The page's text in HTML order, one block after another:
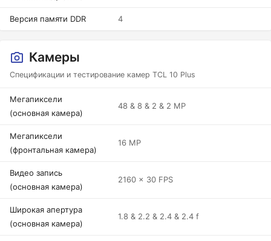
Версия памяти DDR 4
Камеры
Спецификации и тестирование камер TCL 10 Plus
Мегапиксели
(основная камера)
48 & 8 & 2 & 2 MP
Мегапиксели
(фронтальная камера)
16 MP
Видео запись
(основная камера)
2160 x 30 FPS
Широкая апертура
(основная камера)
1.8 & 2.2 & 2.4 & 2.4 f